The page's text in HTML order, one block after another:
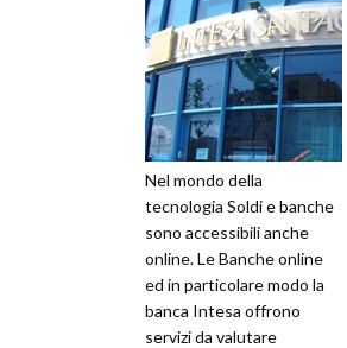
Nel mondo della
tecnologia Soldi e banche
sono accessibili anche
online. Le Banche online
ed in particolare modo la
banca Intesa offrono
servizi da valutare